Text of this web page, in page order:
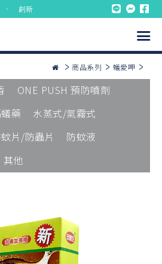
創新
商品系列 蟻愛呷
ONE PUSH 預防噴劑
藥
水蒸式/氣霧式
片/防蟲片
防蚊液
其他